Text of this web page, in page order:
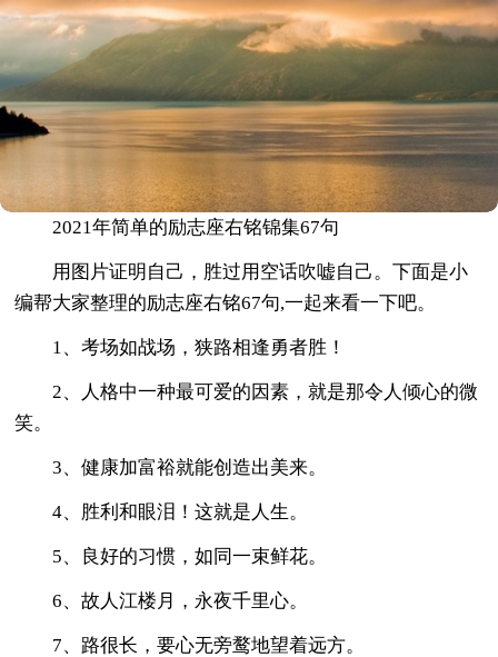
2021年简单的励志座右铭锦集67句
用图片证明自己，胜过用空话吹嘘自己。下面是小
编帮大家整理的励志座右铭67句,一起来看一下吧。
1、考场如战场，狭路相逢勇者胜！
2、人格中一种最可爱的因素，就是那令人倾心的微
笑。
3、健康加富裕就能创造出美来。
4、胜利和眼泪！这就是人生。
5、良好的习惯，如同一束鲜花。
6、故人江楼月，永夜千里心。
7、路很长，要心无旁鹜地望着远方。